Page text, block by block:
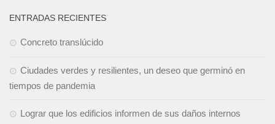
ENTRADAS RECIENTES
Concreto translúcido
Ciudades verdes y resilientes, un deseo que germinó en
tiempos de pandemia
Lograr que los edificios informen de sus daños internos